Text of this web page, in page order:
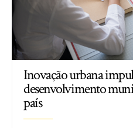
Inovação urbana
desenvolvimento
país